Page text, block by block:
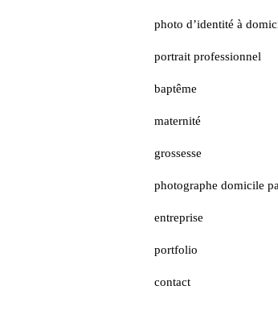
photo d’identité à
portrait professionnel
baptême
maternité
grossesse
photographe domicile
entreprise
portfolio
contact